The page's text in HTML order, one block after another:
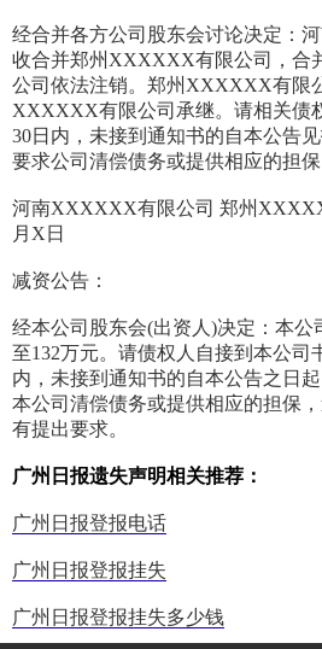
经合并各方公司股东会讨论决定：
收合并郑州XXXXXX有限公司，合
公司依法注销。郑州XXXXXX有限
XXXXXX有限公司承继。请相关债
30日内，未接到通知书的自本公告
要求公司清偿债务或提供相应的担保
河南XXXXXX有限公司 郑州
月X日
减资公告：
经本公司股东会(出资人)决定：本公
至132万元。请债权人自接到本公司
内，未接到通知书的自本公告之日
本公司清偿债务或提供相应的担保
有提出要求。
广州日报遗失声明相关推荐：
广州日报登报电话
广州日报登报挂失
广州日报登报挂失多少钱